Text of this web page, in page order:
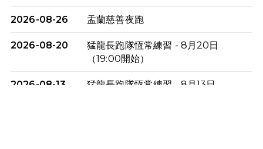
2026-08-26 盂蘭慈善夜跑
2026-08-20
猛龍長跑隊恆常練習 - 8月20日
（19:00開始）
2026-08-13
猛龍長跑隊恆常練習 - 8月13日